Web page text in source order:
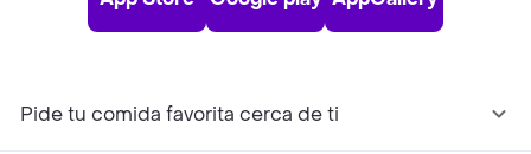
Pide tu comida favorita cerca de ti